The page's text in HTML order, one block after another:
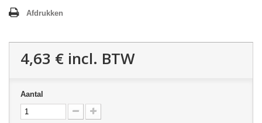
Afdrukken
4,63 € incl. BTW
Aantal